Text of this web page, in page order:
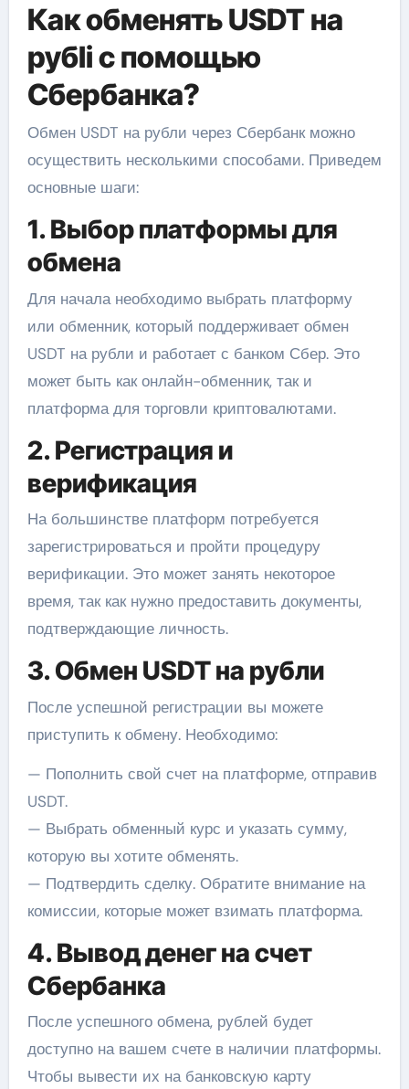
Как обменять USDT на
рубli с помощью
Сбербанка?
Обмен USDT на рубли через Сбербанк можно
осуществить несколькими способами. Приведем
основные шаги:
1. Выбор платформы для
обмена
Для начала необходимо выбрать платформу
или обменник, который поддерживает обмен
USDT на рубли и работает с банком Сбер. Это
может быть как онлайн-обменник, так и
платформа для торговли криптовалютами.
2. Регистрация и
верификация
На большинстве платформ потребуется
зарегистрироваться и пройти процедуру
верификации. Это может занять некоторое
время, так как нужно предоставить документы,
подтверждающие личность.
3. Обмен USDT на рубли
После успешной регистрации вы можете
приступить к обмену. Необходимо:
— Пополнить свой счет на платформе, отправив
USDT.
— Выбрать обменный курс и указать сумму,
которую вы хотите обменять.
— Подтвердить сделку. Обратите внимание на
комиссии, которые может взимать платформа.
4. Вывод денег на счет
Сбербанка
После успешного обмена, рублей будет
доступно на вашем счете в наличии платформы.
Чтобы вывести их на банковскую карту